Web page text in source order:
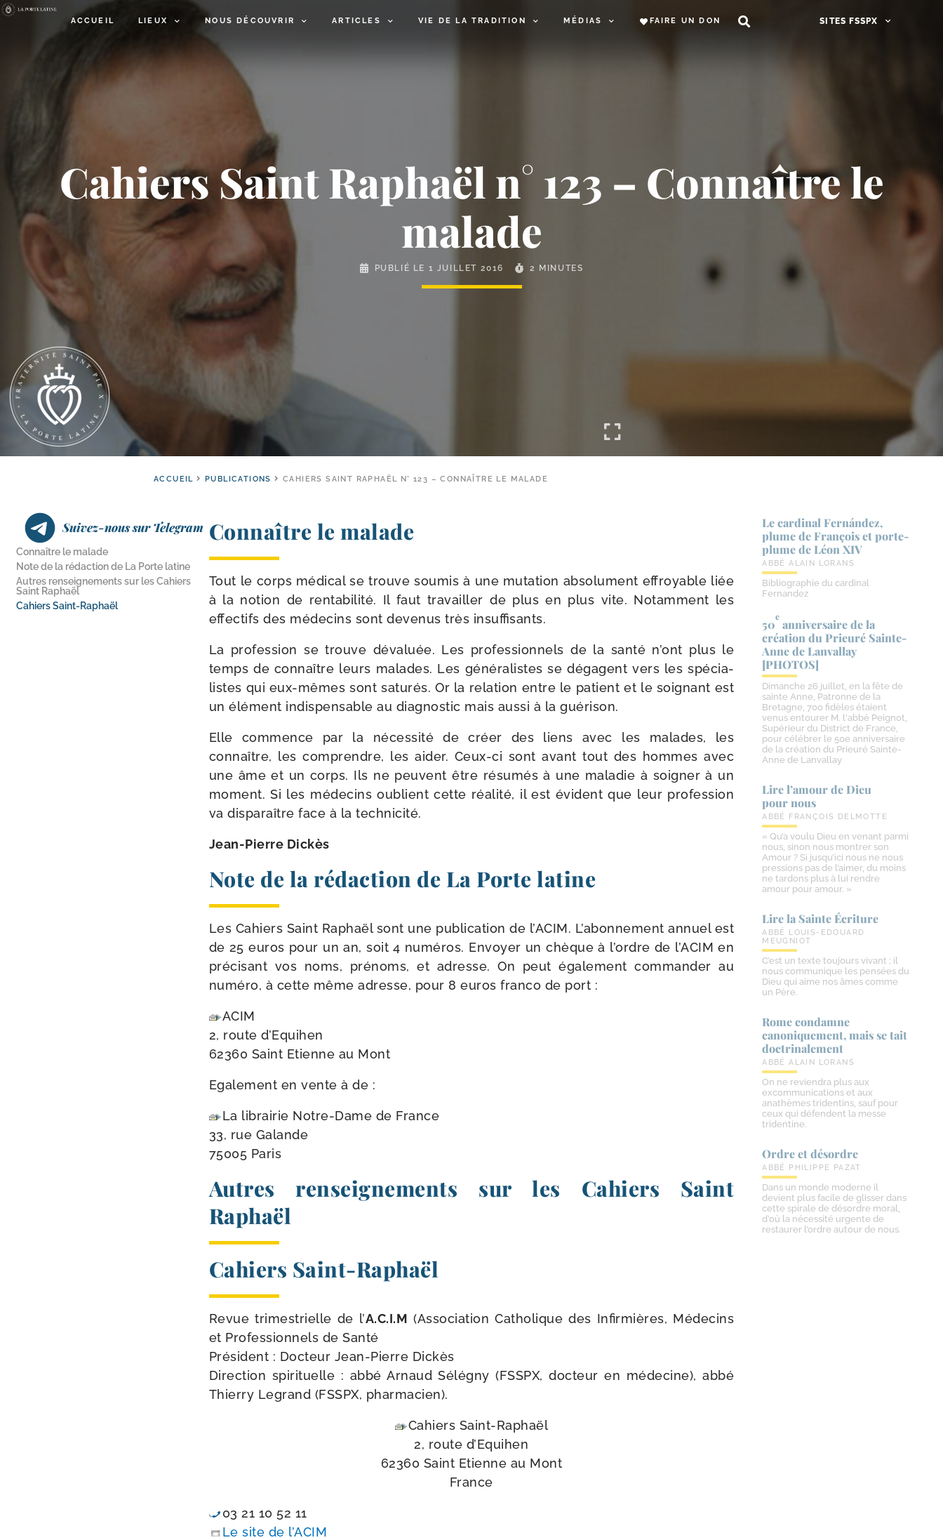
ACCUEIL LIEUX NOUS DÉCOUVRIR ARTICLES VIE DE LA TRADITION MÉDIAS FAIRE UN DON SITES FSSPX
Cahiers Saint Raphaël n° 123 – Connaître le
malade
PUBLIÉ LE 1 JUILLET 2016 2 MINUTES
ACCUEIL PUBLICATIONS CAHIERS SAINT RAPHAËL N° 123 – CONNAÎTRE LE MALADE
Suivez-nous sur Telegram
Connaître le malade
Note de la rédaction de La Porte latine
Autres renseignements sur les Cahiers
Saint Raphaël
Cahiers Saint-​Raphaël
Connaître le malade
Tout le corps médi­cal se trouve sou­mis à une muta­tion abso­lu­ment effroyable liée
à la notion de ren­ta­bi­li­té. Il faut tra­vailler de plus en plus vite. Notamment les
effec­tifs des méde­cins sont deve­nus très insuffisants.
La pro­fes­sion se trouve déva­luée. Les pro­fes­sion­nels de la san­té n’ont plus le
temps de connaître leurs malades. Les géné­ra­listes se dégagent vers les spé­cia­
listes qui eux-​mêmes sont satu­rés. Or la rela­tion entre le patient et le soi­gnant est
un élé­ment indis­pen­sable au diag­nos­tic mais aus­si à la guérison.
Elle com­mence par la néces­si­té de créer des liens avec les malades, les
connaître, les com­prendre, les aider. Ceux-​ci sont avant tout des hommes avec
une âme et un corps. Ils ne peuvent être résu­més à une mala­die à soi­gner à un
moment. Si les méde­cins oublient cette réa­li­té, il est évident que leur pro­fes­sion
va dis­pa­raître face à la technicité.
Jean-​Pierre Dickès
Note de la rédaction de La Porte latine
Les Cahiers Saint Raphaël sont une publi­ca­tion de l’ACIM. L’abonnement annuel est
de 25 euros pour un an, soit 4 numé­ros. Envoyer un chèque à l’ordre de l’ACIM en
pré­ci­sant vos noms, pré­noms, et adresse. On peut éga­le­ment com­man­der au
numé­ro, à cette même adresse, pour 8 euros fran­co de port :
ACIM
2, route d’Equihen
62360 Saint Etienne au Mont
Egalement en vente à de :
La librai­rie Notre-​Dame de France
33, rue Galande
75005 Paris
Autres renseignements sur les Cahiers Saint
Raphaël
Cahiers Saint-​Raphaël
Revue tri­mes­trielle de l’A.C.I.M (Association Catholique des Infirmières, Médecins
et Professionnels de Santé
Président : Docteur Jean-​Pierre Dickès
Direction spi­ri­tuelle : abbé Arnaud Sélégny (FSSPX, doc­teur en méde­cine), abbé
Thierry Legrand (FSSPX, pharmacien).
Cahiers Saint-Raphaël
2, route d’Equihen
62360 Saint Etienne au Mont
France
03 21 10 52 11
Le site de l’ACIM
Le cardinal Fernández,
plume de François et porte-​
plume de Léon XIV
ABBÉ ALAIN LORANS
Bibliographie du cardinal
Fernandez
50
e
anniversaire de la
création du Prieuré Sainte-​
Anne de Lanvallay
[PHOTOS]
Dimanche 26 juillet, en la fête de
sainte Anne, Patronne de la
Bretagne, 700 fidèles étaient
venus entourer M. l'abbé Peignot,
Supérieur du District de France,
pour célébrer le 50e anniversaire
de la création du Prieuré Sainte-
Anne de Lanvallay
Lire l’amour de Dieu
pour nous
ABBÉ FRANÇOIS DELMOTTE
« Qu’a voulu Dieu en venant parmi
nous, sinon nous montrer son
Amour ? Si jusqu’ici nous ne nous
pressions pas de l’aimer, du moins
ne tardons plus à lui rendre
amour pour amour. »
Lire la Sainte Écriture
ABBÉ LOUIS-EDOUARD
MEUGNIOT
C’est un texte toujours vivant ; il
nous communique les pensées du
Dieu qui aime nos âmes comme
un Père.
Rome condamne
canoniquement, mais se tait
doctrinalement
ABBÉ ALAIN LORANS
On ne reviendra plus aux
excommunications et aux
anathèmes tridentins, sauf pour
ceux qui défendent la messe
tridentine.
Ordre et désordre
ABBÉ PHILIPPE PAZAT
Dans un monde moderne il
devient plus facile de glisser dans
cette spirale de désordre moral,
d’où la nécessité urgente de
restaurer l’ordre autour de nous.